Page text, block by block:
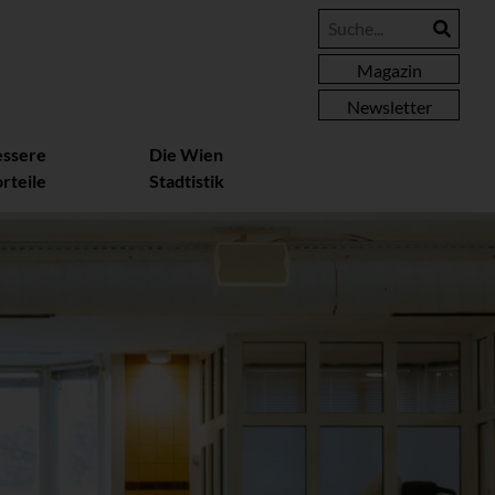
Magazin
Newsletter
Die Wien
Stadtistik